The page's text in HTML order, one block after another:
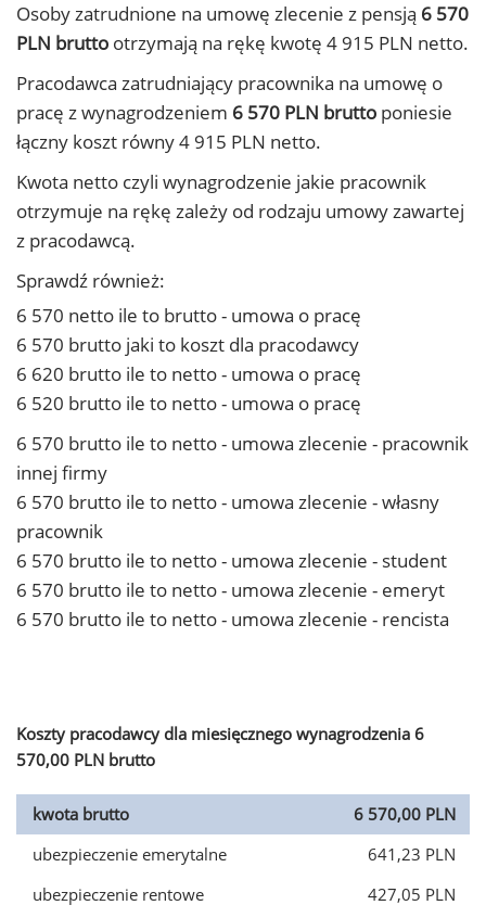
Osoby zatrudnione na umowę zlecenie z pensją 6 570
PLN brutto otrzymają na rękę kwotę 4 915 PLN netto.
Pracodawca zatrudniający pracownika na umowę o
pracę z wynagrodzeniem 6 570 PLN brutto poniesie
łączny koszt równy 4 915 PLN netto.
Kwota netto czyli wynagrodzenie jakie pracownik
otrzymuje na rękę zależy od rodzaju umowy zawartej
z pracodawcą.
Sprawdź również:
6 570 netto ile to brutto - umowa o pracę
6 570 brutto jaki to koszt dla pracodawcy
6 620 brutto ile to netto - umowa o pracę
6 520 brutto ile to netto - umowa o pracę
6 570 brutto ile to netto - umowa zlecenie - pracownik
innej firmy
6 570 brutto ile to netto - umowa zlecenie - własny
pracownik
6 570 brutto ile to netto - umowa zlecenie - student
6 570 brutto ile to netto - umowa zlecenie - emeryt
6 570 brutto ile to netto - umowa zlecenie - rencista
Koszty pracodawcy dla miesięcznego wynagrodzenia 6
570,00 PLN brutto
kwota brutto
6 570,00 PLN
ubezpieczenie emerytalne
641,23 PLN
ubezpieczenie rentowe
427,05 PLN